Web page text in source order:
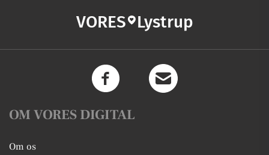
VORES Lystrup
OM VORES DIGITAL
Om os